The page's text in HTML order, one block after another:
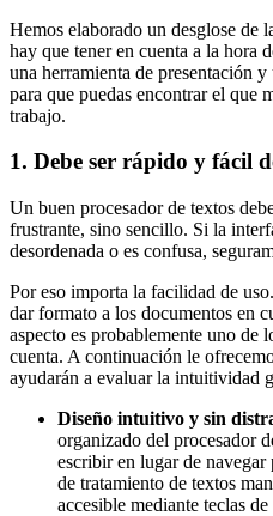
Hemos elaborado un desglose de
hay que tener en cuenta a la hora
una herramienta de presentación
para que puedas encontrar el que
trabajo.
1. Debe ser rápido y fácil
Un buen procesador de textos
frustrante, sino sencillo. Si la
desordenada o es confusa,
Por eso importa la facilidad de
dar formato a los documentos en
aspecto es probablemente uno de
cuenta. A continuación le
ayudarán a evaluar la intuitividad
Diseño intuitivo y sin
organizado del procesador
escribir en lugar de
de tratamiento de textos
accesible mediante teclas